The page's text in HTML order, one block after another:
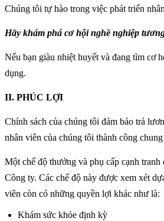
Chúng tôi tự hào trong việc phát triển
Hãy khám phá cơ hội nghề nghiệp
Nếu bạn giàu nhiệt huyết và đang tìm cơ
dụng.
II. PHÚC LỢI
Chính sách của chúng tôi đảm bảo trả
nhân viên của chúng tôi thành công
Một chế độ thưởng và phụ cấp cạnh
Công ty. Các chế độ này được xem xét
viên còn có những quyền lợi khác như là:
Khám sức khỏe định kỳ